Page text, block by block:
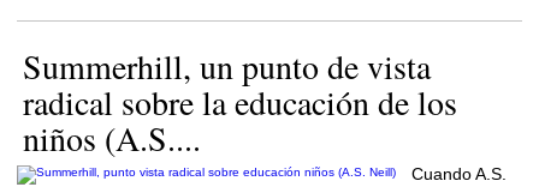
Summerhill, un punto de vista
radical sobre la educación de los
niños (A.S....
Cuando A.S.